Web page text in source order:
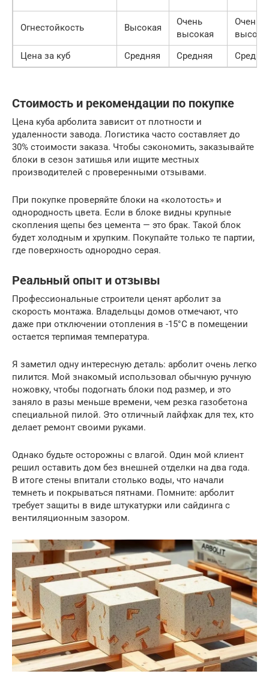
Огнестойкость Высокая
Очень
высокая
Очень
Цена за куб
Средняя Средняя
Стоимость и рекомендации по покупке
Цена куба арболита зависит от плотности и
удаленности завода. Логистика часто составляет до
30% стоимости заказа. Чтобы сэкономить, заказывайте
блоки в сезон затишья или ищите местных
производителей с проверенными отзывами.
При покупке проверяйте блоки на «колотость» и
однородность цвета. Если в блоке видны крупные
скопления щепы без цемента — это брак. Такой блок
будет холодным и хрупким. Покупайте только те партии,
где поверхность однородно серая.
Реальный опыт и отзывы
Профессиональные строители ценят арболит за
скорость монтажа. Владельцы домов отмечают, что
даже при отключении отопления в -15°C в помещении
остается терпимая температура.
Я заметил одну интересную деталь: арболит очень легко
пилится. Мой знакомый использовал обычную ручную
ножовку, чтобы подогнать блоки под размер, и это
заняло в разы меньше времени, чем резка газобетона
специальной пилой. Это отличный лайфхак для тех, кто
делает ремонт своими руками.
Однако будьте осторожны с влагой. Один мой клиент
решил оставить дом без внешней отделки на два года.
В итоге стены впитали столько воды, что начали
темнеть и покрываться пятнами. Помните: арболит
требует защиты в виде штукатурки или сайдинга с
вентиляционным зазором.